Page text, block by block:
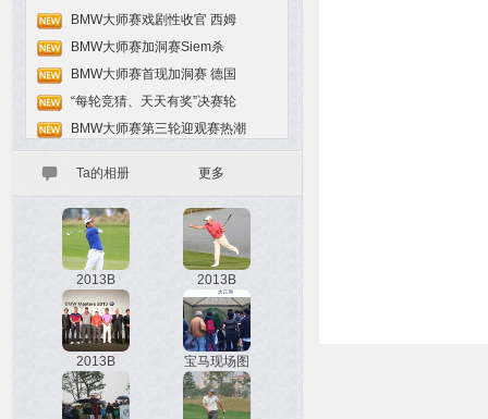
BMW大师赛戏剧性收官 西姆
BMW大师赛加洞赛Siem杀
BMW大师赛首现加洞赛 德国
“每轮竞猜、天天有奖”决赛轮
BMW大师赛第三轮迎观赛热潮
Ta的相册 更多
2013B 2013B
2013B 宝马现场图